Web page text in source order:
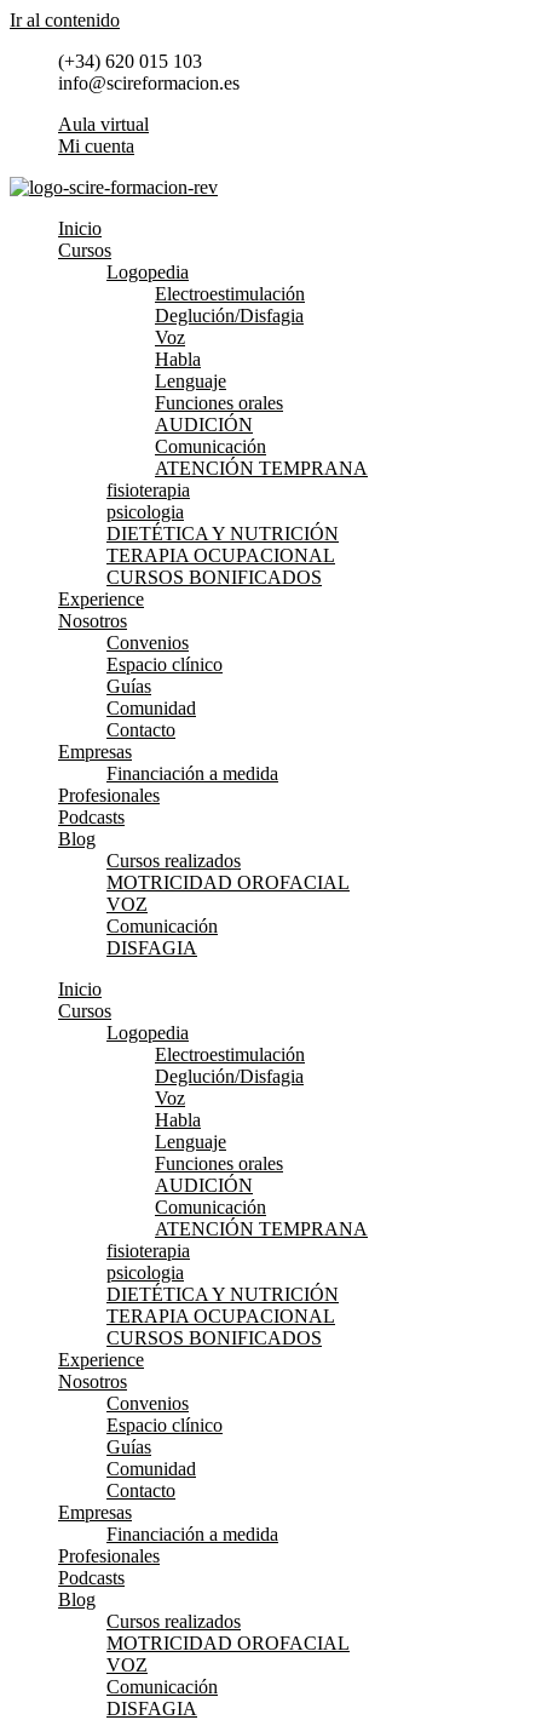
Ir al contenido
(+34) 620 015 103
info@scireformacion.es
Aula virtual
Mi cuenta
Inicio
Cursos
Logopedia
Electroestimulación
Deglución/Disfagia
Voz
Habla
Lenguaje
Funciones orales
AUDICIÓN
Comunicación
ATENCIÓN TEMPRANA
fisioterapia
psicologia
DIETÉTICA Y NUTRICIÓN
TERAPIA OCUPACIONAL
CURSOS BONIFICADOS
Experience
Nosotros
Convenios
Espacio clínico
Guías
Comunidad
Contacto
Empresas
Financiación a medida
Profesionales
Podcasts
Blog
Cursos realizados
MOTRICIDAD OROFACIAL
VOZ
Comunicación
DISFAGIA
Inicio
Cursos
Logopedia
Electroestimulación
Deglución/Disfagia
Voz
Habla
Lenguaje
Funciones orales
AUDICIÓN
Comunicación
ATENCIÓN TEMPRANA
fisioterapia
psicologia
DIETÉTICA Y NUTRICIÓN
TERAPIA OCUPACIONAL
CURSOS BONIFICADOS
Experience
Nosotros
Convenios
Espacio clínico
Guías
Comunidad
Contacto
Empresas
Financiación a medida
Profesionales
Podcasts
Blog
Cursos realizados
MOTRICIDAD OROFACIAL
VOZ
Comunicación
DISFAGIA